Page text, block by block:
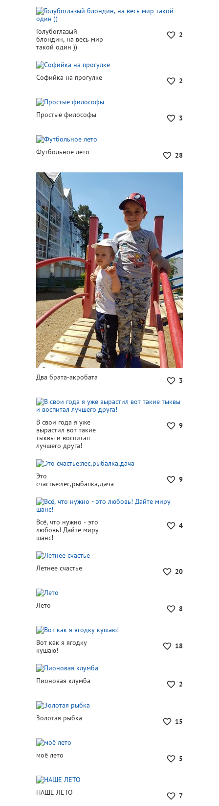
2
Голубоглазый
блондин, на весь мир
такой один ))
2
Софийка на прогулке
3
Простые философы
28
Футбольное лето
3
Два брата-акробата
9
В свои года я уже
вырастил вот такие
тыквы и воспитал
лучшего друга!
9
Это
счастье:лес,рыбалка,дача
4
Всё, что нужно - это
любовь! Дайте миру
шанс!
20
Летнее счастье
8
Лето
18
Вот как я ягодку
кушаю!
2
Пионовая клумба
15
Золотая рыбка
5
моё лето
7
НАШЕ ЛЕТО